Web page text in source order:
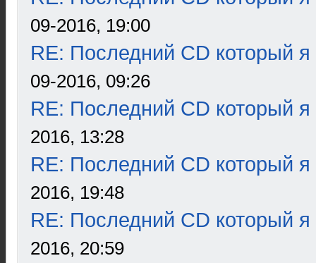
09-2016, 19:00
RE: Последний CD который я
09-2016, 09:26
RE: Последний CD который я
2016, 13:28
RE: Последний CD который я
2016, 19:48
RE: Последний CD который я
2016, 20:59